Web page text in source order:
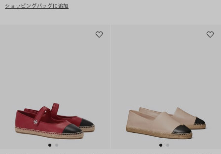
ショッピングバッグに追加